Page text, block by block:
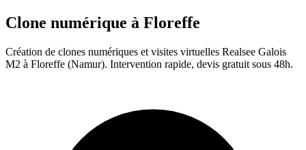
Clone numérique à Floreffe
Création de clones numériques et visites virtuelles Realsee Galois
M2 à Floreffe (Namur). Intervention rapide, devis gratuit sous 48h.